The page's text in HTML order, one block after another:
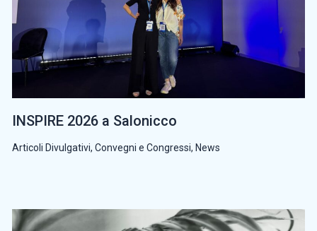
INSPIRE 2026 a Salonicco
Articoli Divulgativi, Convegni e Congressi, News